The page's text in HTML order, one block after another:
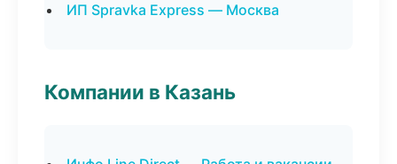
ИП Spravka Express — Москва
Компании в Казань